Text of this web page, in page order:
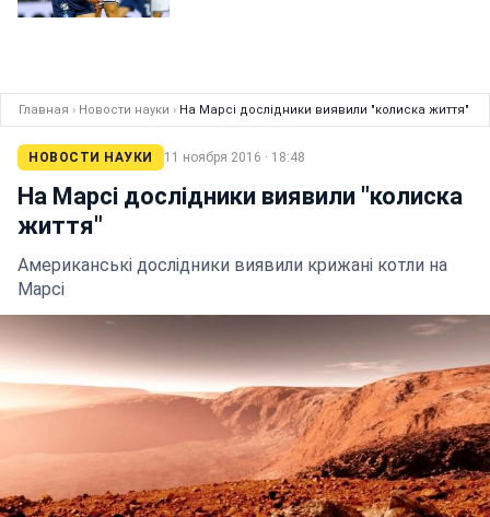
Главная › Новости науки › На Марсі дослідники виявили "колиска життя"
НОВОСТИ НАУКИ 11 ноября 2016 · 18:48
На Марсі дослідники виявили "колиска
життя"
Американські дослідники виявили крижані котли на
Марсі